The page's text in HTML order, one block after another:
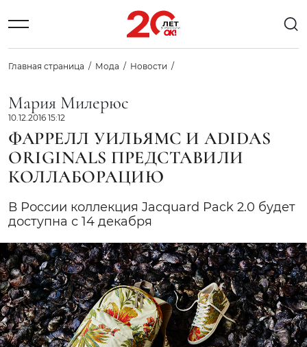
Главная страница Мода Новости
Мария Милерюс
10.12.2016 15:12
ФАРРЕЛЛ УИЛЬЯМС И ADIDAS
ORIGINALS ПРЕДСТАВИЛИ
КОЛЛАБОРАЦИЮ
В России коллекция Jacquard Pack 2.0 будет
доступна с 14 декабря